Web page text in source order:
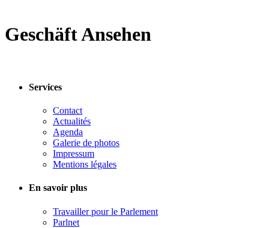
Geschäft Ansehen
Services
Contact
Actualités
Agenda
Galerie de photos
Impressum
Mentions légales
En savoir plus
Travailler pour le Parlement
Parlnet